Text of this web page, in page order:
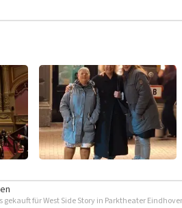
von echten Kunden.
Wochen dauern, bis eine
gekauft für West Side Story in Parktheater